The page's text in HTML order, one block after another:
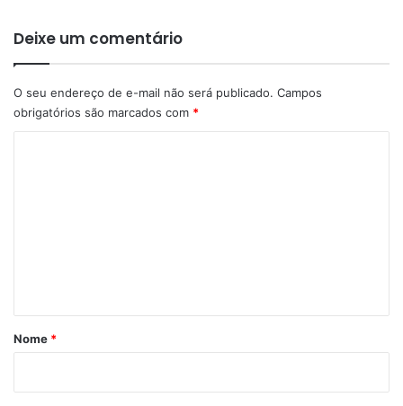
Deixe um comentário
O seu endereço de e-mail não será publicado. Campos
obrigatórios são marcados com *
rNome *